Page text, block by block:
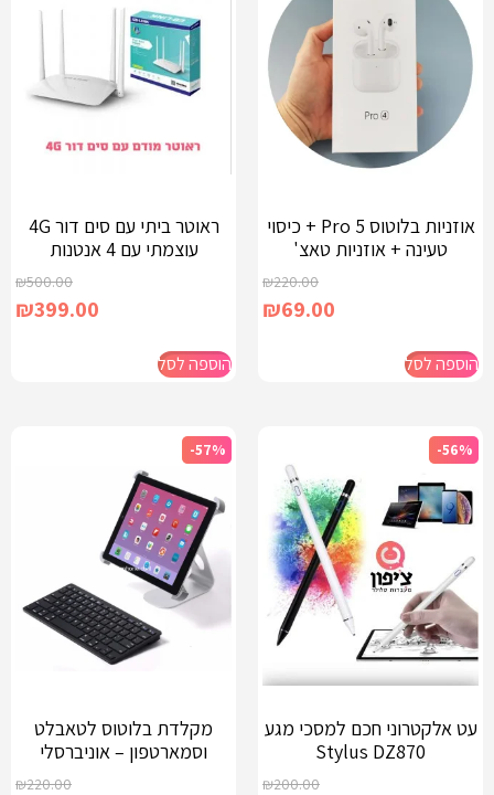
אוזניות בלוטוס Pro 5 + כיסוי
טעינה + אוזניות טאצ'
₪220.00
₪69.00
הוספה לסל
ראוטר ביתי עם סים דור 4G
עוצמתי עם 4 אנטנות
₪500.00
₪399.00
הוספה לסל
-56%
עט אלקטרוני חכם למסכי מגע
Stylus DZ870
₪200.00
-57%
מקלדת בלוטוס לטאבלט
וסמארטפון – אוניברסלי
₪220.00